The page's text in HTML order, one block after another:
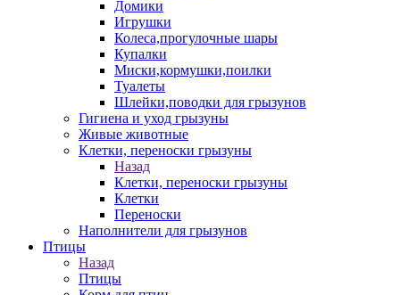
Домики
Игрушки
Колеса,прогулочные шары
Купалки
Миски,кормушки,поилки
Туалеты
Шлейки,поводки для грызунов
Гигиена и уход грызуны
Живые животные
Клетки, переноски грызуны
Назад
Клетки, переноски грызуны
Клетки
Переноски
Наполнители для грызунов
Птицы
Назад
Птицы